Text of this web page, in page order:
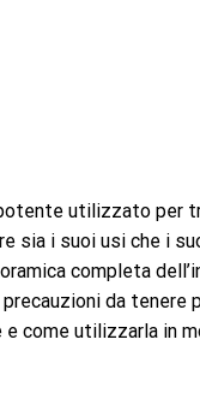
potente utilizzato
sia i suoi usi che i
completa
da
come utilizzarla in